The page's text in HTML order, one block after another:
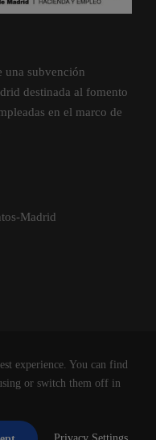
una subvención
destinada al fomento
en el marco de
Madrid
S.L.
experience. You can find
or switch them off in